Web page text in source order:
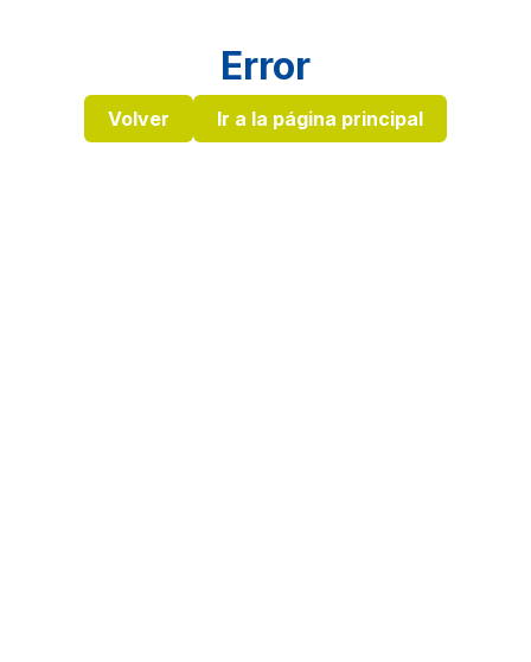
Error
Volver Ir a la página principal